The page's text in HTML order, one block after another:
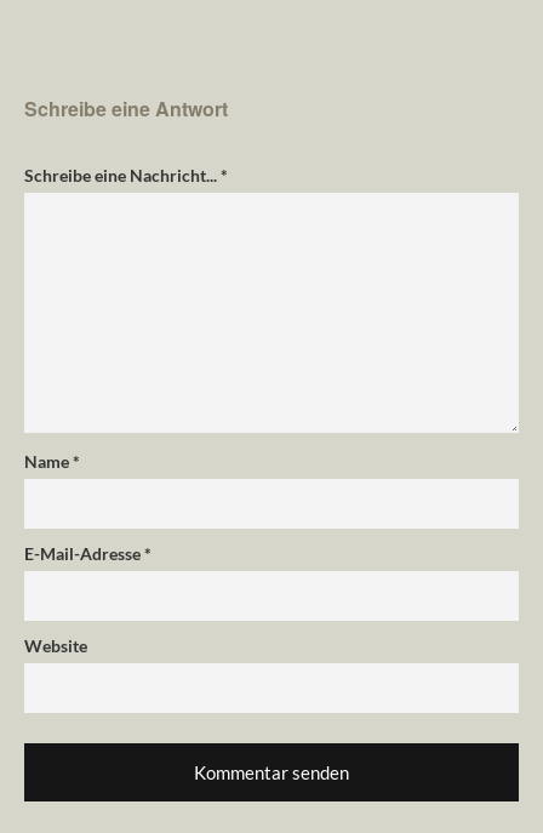
Schreibe eine Antwort
Schreibe eine Nachricht...*
Name*
E-Mail-Adresse*
Website